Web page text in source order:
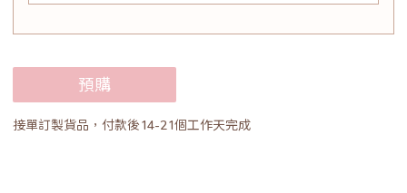
預購
接單訂製貨品，付款後14-21個工作天完成